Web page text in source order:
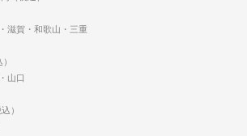
滋賀・和歌山・三重
山口
）